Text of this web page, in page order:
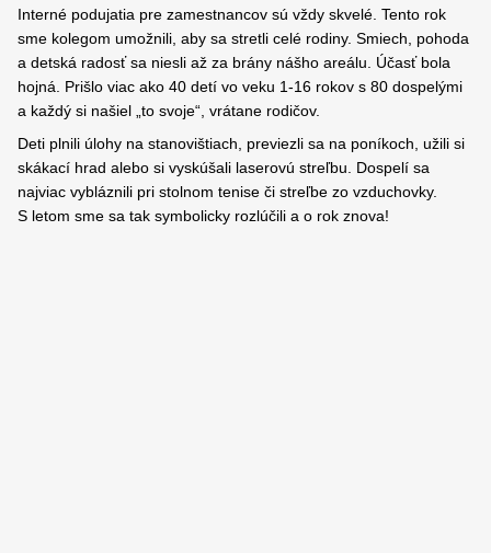
Interné podujatia pre zamestnancov sú vždy skvelé. Tento rok
sme kolegom umožnili, aby sa stretli celé rodiny. Smiech, pohoda
a detská radosť sa niesli až za brány nášho areálu. Účasť bola
hojná. Prišlo viac ako 40 detí vo veku 1-16 rokov s 80 dospelými
a každý si našiel „to svoje“, vrátane rodičov.
Deti plnili úlohy na stanovištiach, previezli sa na poníkoch, užili si
skákací hrad alebo si vyskúšali laserovú streľbu. Dospelí sa
najviac vybláznili pri stolnom tenise či streľbe zo vzduchovky.
S letom sme sa tak symbolicky rozlúčili a o rok znova!